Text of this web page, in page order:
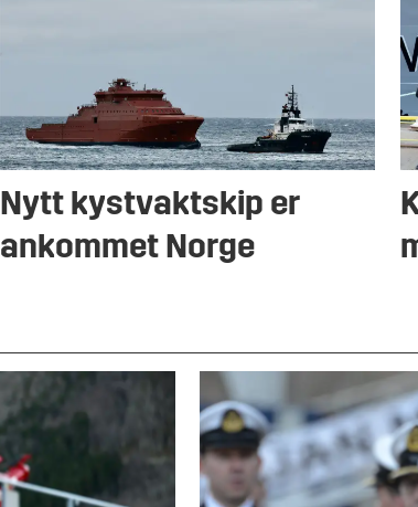
Nytt kystvaktskip er
ankommet Norge